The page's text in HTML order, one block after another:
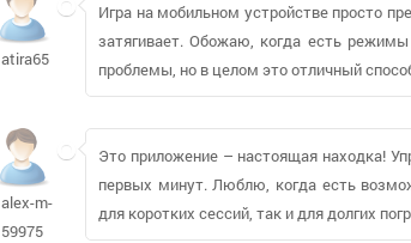
atira65
Игра на мобильном устройстве просто
затягивает. Обожаю, когда есть
проблемы, но в целом это отличный
alex-m-
59975
Это приложение – настоящая находка!
первых минут. Люблю, когда есть
для коротких сессий, так и для долгих